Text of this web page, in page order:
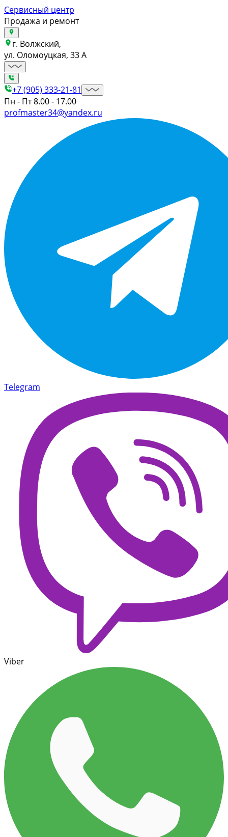
Сервисный центр
Продажа и ремонт
г. Волжский,
ул. Оломоуцкая, 33 А
+7 (905) 333-21-81
Пн - Пт 8.00 - 17.00
profmaster34@yandex.ru
Telegram
Viber